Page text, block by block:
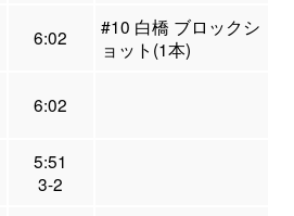
6:02
#10 白橋 ブロックシ
ョット(1本)
6:02
5:51
3-2